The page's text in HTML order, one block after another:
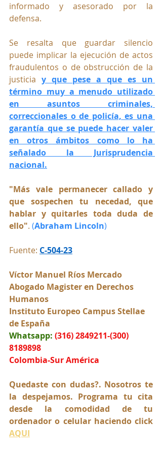
informado y asesorado por la
defensa.
puede implicar la ejecución de actos
fraudulentos o de obstrucción de la
justicia y que pese a que es un
término muy a menudo utilizado
en asuntos criminales,
correccionales o de policía, es una
garantía que se puede hacer valer
en otros ámbitos como lo ha
señalado la Jurisprudencia
nacional.
"Más vale permanecer callado y
que sospechen tu necedad, que
hablar y quitarles toda duda de
ello". (Abraham Lincoln)
Fuente: C-504-23
Víctor Manuel Ríos Mercado
Abogado Magister en Derechos
Humanos
Instituto Europeo Campus Stellae
de España
Whatsapp: (316) 2849211-(300)
8189898
Colombia-Sur América
Quedaste con dudas?. Nosotros te
la despejamos. Programa tu cita
desde la comodidad de tu
AQUI